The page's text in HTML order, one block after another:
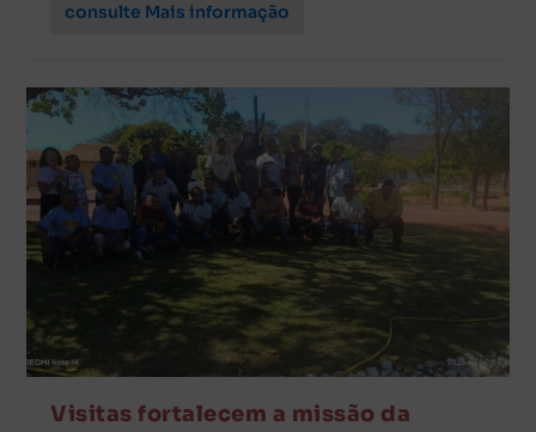
consulte Mais informação
Visitas fortalecem a missão da